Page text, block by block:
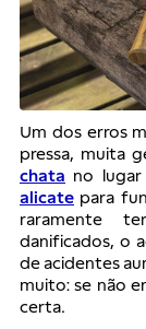
Um dos erros
pressa, muita
chata no lugar
alicate para
raramente
danificados, o
de acidentes
muito: se não
certa.